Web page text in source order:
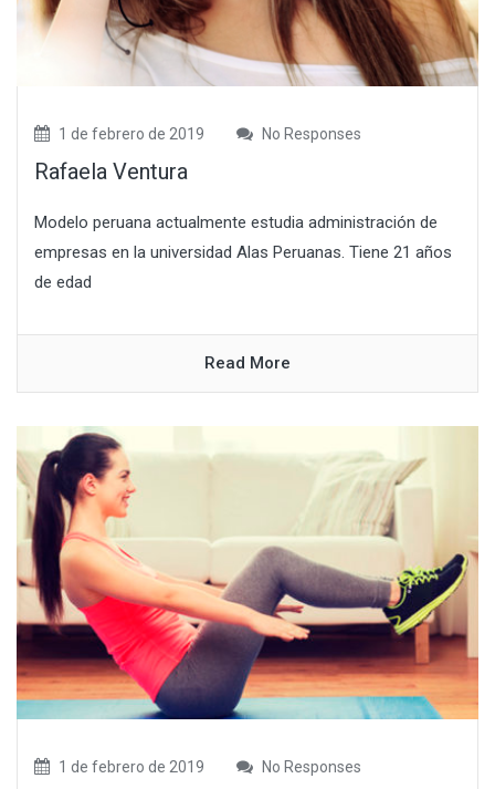
1 de febrero de 2019 No Responses
Rafaela Ventura
Modelo peruana actualmente estudia administración de
empresas en la universidad Alas Peruanas. Tiene 21 años
de edad
Read More
1 de febrero de 2019 No Responses